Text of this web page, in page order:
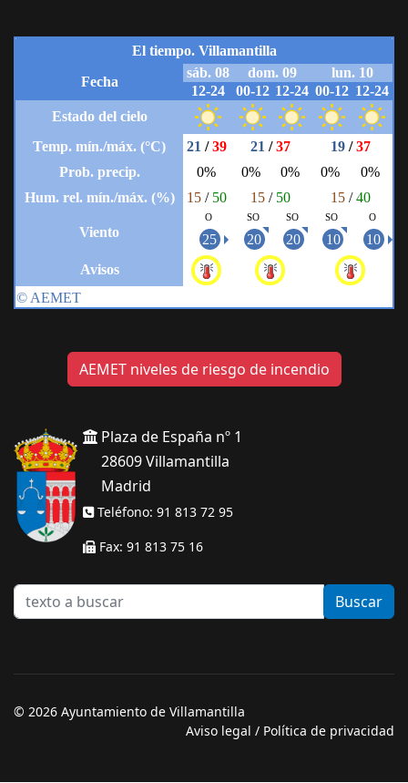
AEMET niveles de riesgo de incendio
Plaza de España nº 1
28609 Villamantilla
Madrid
Teléfono: 91 813 72 95
Fax: 91 813 75 16
texto
a
Buscar
© 2026 Ayuntamiento de Villamantilla
Aviso legal / Política de privacidad